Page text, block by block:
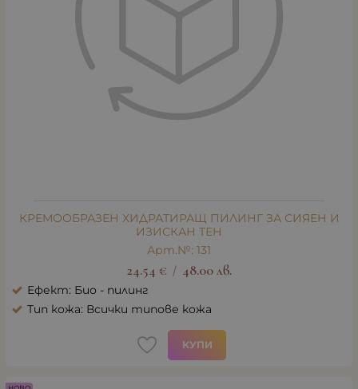
КРЕМООБРАЗЕН ХИДРАТИРАЩ ПИЛИНГ ЗА СИЯЕН И
ИЗИСКАН ТЕН
Арт.№: 131
24.54 € / 48.00 лв.
Ефект: Био - пилинг
Тип кожа: Всички типове кожа
КУПИ